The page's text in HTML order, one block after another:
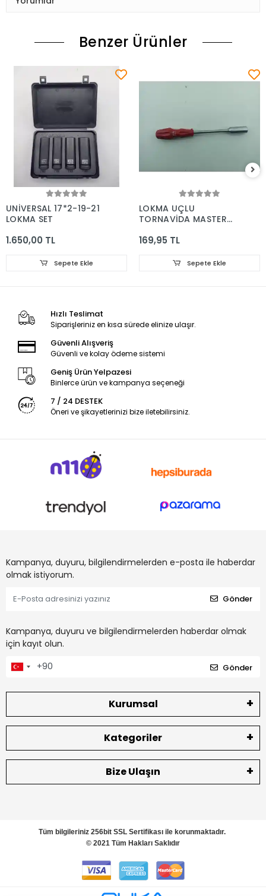
Benzer Ürünler
UNİVERSAL 17*2-19-21
LOKMA SET
1.650,00 TL
Sepete Ekle
LOKMA UÇLU
TORNAVİDA MASTER
169,95 TL
Sepete Ekle
Hızlı Teslimat
Siparişleriniz en kısa sürede elinize ulaşır.
Güvenli Alışveriş
Güvenli ve kolay ödeme sistemi
Geniş Ürün Yelpazesi
Binlerce ürün ve kampanya seçeneği
7 / 24 DESTEK
Öneri ve şikayetlerinizi bize iletebilirsiniz.
Kampanya, duyuru, bilgilendirmelerden e-posta ile haberdar
olmak istiyorum.
Gönder
Kampanya, duyuru ve bilgilendirmelerden haberdar olmak
için kayıt olun.
Gönder
Kurumsal
Kategoriler
Bize Ulaşın
Tüm bilgileriniz 256bit SSL Sertifikası ile korunmaktadır.
© 2021 Tüm Hakları Saklıdır